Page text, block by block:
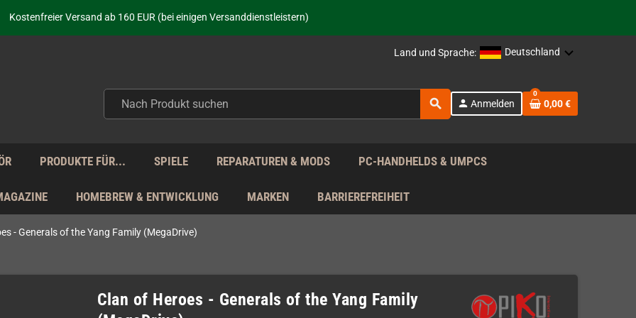
Seit über 20 Jahren Deine Anlaufstelle für neue Retro-Hardware!
Täglicher Versand Mo - Fr aus Deutschland - zollfrei innerhalb der EU!
Täglicher Versand Mo - Fr aus Deutschland - zollfrei innerhalb der EU!
nicht nur - wir KENNEN unsere Produkte. Du brauchst Hilfe? Dann frag nach!
Land und Sprache: Deutschland
search person Anmelden
0
0,00 €
PRODUKTE FÜR... SPIELE REPARATUREN & MODS PC-HANDHELDS & UMPCS
HOMEBREW & ENTWICKLUNG MARKEN BARRIEREFREIHEIT
- Generals of the Yang Family (MegaDrive)
Clan of Heroes - Generals of the Yang Family